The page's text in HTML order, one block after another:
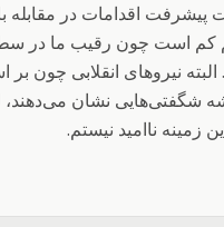
پیشرفت اقدامات در مقابله
کم است چون رقیب ما در
نیروهای انقلابی چون بر
شگفتی‌هایی نشان می‌دهند،
ناامید نیستم.